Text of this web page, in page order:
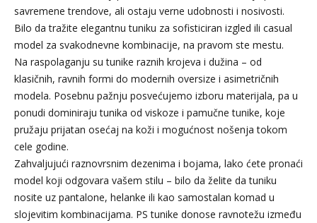
savremene trendove, ali ostaju verne udobnosti i nosivosti.
Bilo da tražite elegantnu tuniku za sofisticiran izgled ili casual
model za svakodnevne kombinacije, na pravom ste mestu.
Na raspolaganju su tunike raznih krojeva i dužina – od
klasičnih, ravnih formi do modernih oversize i asimetričnih
modela. Posebnu pažnju posvećujemo izboru materijala, pa u
ponudi dominiraju tunika od viskoze i pamučne tunike, koje
pružaju prijatan osećaj na koži i mogućnost nošenja tokom
cele godine.
Zahvaljujući raznovrsnim dezenima i bojama, lako ćete pronaći
model koji odgovara vašem stilu – bilo da želite da tuniku
nosite uz pantalone, helanke ili kao samostalan komad u
slojevitim kombinacijama. PS tunike donose ravnotežu između